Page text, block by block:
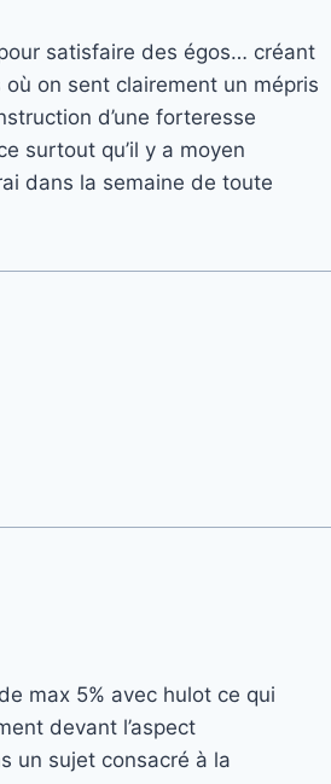
satisfaire des égos… créant
on sent clairement un mépris
d’une forteresse
surtout qu’il y a moyen
dans la semaine de toute
max 5% avec hulot ce qui
devant l’aspect
un sujet consacré à la